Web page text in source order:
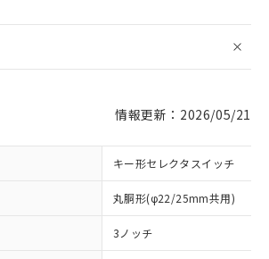
情報更新：2026/05/21
キー形セレクタスイッチ
丸胴形(φ22/25mm共用)
3ノッチ